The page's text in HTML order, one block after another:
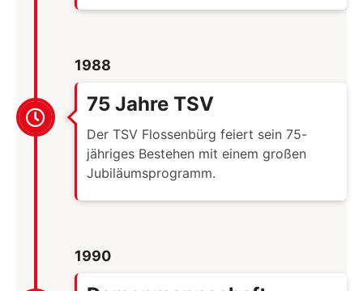
1988
75 Jahre TSV
Der TSV Flossenbürg feiert sein 75-
jähriges Bestehen mit einem großen
Jubiläumsprogramm.
1990